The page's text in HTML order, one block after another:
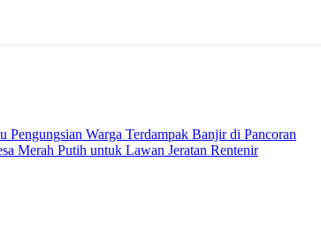
Pengungsian Warga Terdampak Banjir di Pancoran
Merah Putih untuk Lawan Jeratan Rentenir